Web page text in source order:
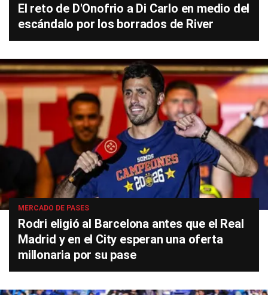
El reto de D'Onofrio a Di Carlo en medio del
escándalo por los borrados de River
MERCADO DE PASES
Rodri eligió al Barcelona antes que el Real
Madrid y en el City esperan una oferta
millonaria por su pase